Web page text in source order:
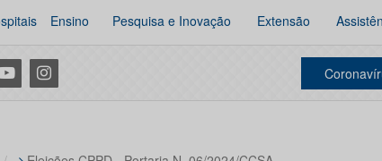
Ensino Pesquisa e Inovação Extensão
Instagram